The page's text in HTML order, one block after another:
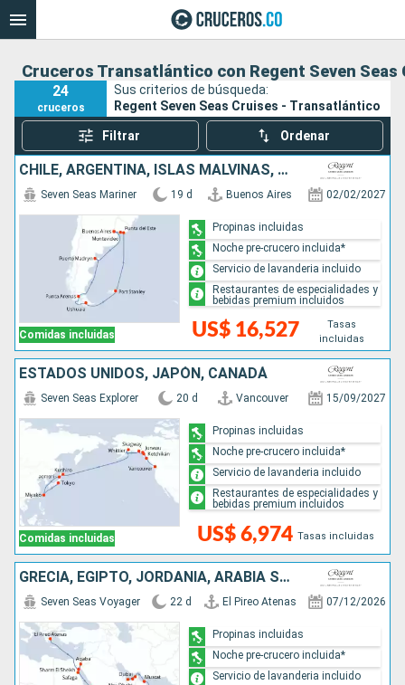
Cruceros Transatlántico con Regent Seven Seas
24
cruceros
Sus criterios de búsqueda:
Regent Seven Seas Cruises - Transatlántico
Filtrar Ordenar
CHILE, ARGENTINA, ISLAS MALVINAS, URUGUAY
Comidas incluidas
Seven Seas Mariner 19 d Buenos Aires 02/02/2027
US$ 16,527
Tasas
incluidas
Propinas incluidas
Noche pre-crucero incluida*
Servicio de lavanderia incluido
Restaurantes de especialidades y
bebidas premium incluidos
ESTADOS UNIDOS, JAPÓN, CANADÁ
Comidas incluidas
Seven Seas Explorer 20 d Vancouver 15/09/2027
US$ 6,974 Tasas incluidas
Propinas incluidas
Noche pre-crucero incluida*
Servicio de lavanderia incluido
Restaurantes de especialidades y
bebidas premium incluidos
GRECIA, EGIPTO, JORDANIA, ARABIA SAUDÍ, OMAN, EMIRATOS ÁRABES UNIDOS
Seven Seas Voyager 22 d El Pireo Atenas 07/12/2026
Propinas incluidas
Noche pre-crucero incluida*
Servicio de lavanderia incluido